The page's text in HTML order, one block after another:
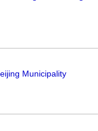
Municipality